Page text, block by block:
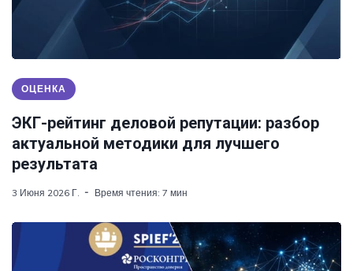
ОЦЕНКА
ЭКГ-рейтинг деловой репутации: разбор
актуальной методики для лучшего
результата
3 Июня 2026 Г. Время чтения: 7 мин